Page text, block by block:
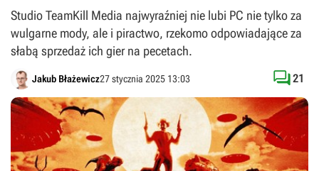
Studio TeamKill Media najwyraźniej nie lubi PC nie tylko za
wulgarne mody, ale i piractwo, rzekomo odpowiadające za
słabą sprzedaż ich gier na pecetach.
Jakub Błażewicz27 stycznia 2025 13:03 21